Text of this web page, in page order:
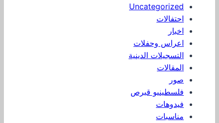
Uncategorized
احتفالات
اخبار
اعراس وحفلات
التسجيلات الدينية
المقالات
صور
فلسطينيو قبرص
فيدوهات
مناسبات